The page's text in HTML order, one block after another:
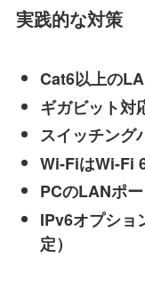
実践的な対策
Cat6以上の
ギガビット対
スイッチング
Wi-FiはWi-Fi
PCのLANポ
IPv6オプショ
定）